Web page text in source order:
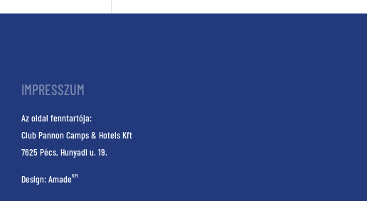
IMPRESSZUM
Az oldal fenntartója:
Club Pannon Camps & Hotels Kft
7625 Pécs, Hunyadi u. 19.
Design:AmadeKM